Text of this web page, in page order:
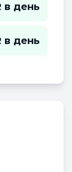
в день
в день